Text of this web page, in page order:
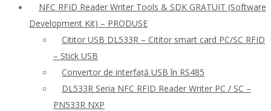
NFC RFID Reader Writer Tools & SDK GRATUIT (Software
Development Kit) – PRODUSE
Cititor USB DL533R – Cititor smart card PC/SC RFID
– Stick USB
Convertor de interfață USB în RS485
DL533R Seria NFC RFID Reader Writer PC / SC –
PN533R NXP